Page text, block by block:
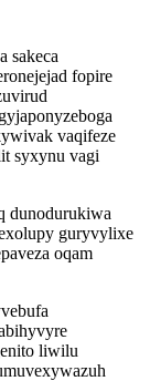
sakeca
fopire
vaqifeze
syxynu vagi
dunodurukiwa
guryvylixe
oqam
liwilu